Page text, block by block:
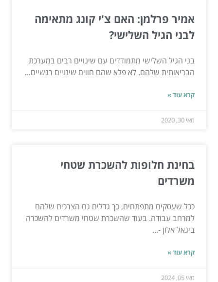
אמיר פרלמן: האם צ'י קונג מתאימה
לבני הגיל השלישי?
בני הגיל השלישי מתמודדים עם שינויים רבים במערכת
הבריאותית שלהם. לא פלא שהם חווים שינויים רגשיים...
קרא עוד »
מאי 30, 2020
בחינת חלופות להשכרת שטחי
משרדים
ככל שעסקים מתפתחים, כך גדלים גם הצרכים שלהם
למרחב עבודה. בעוד שהשכרת שטחי משרדים להשכרה
ביגאל אלון -...
קרא עוד »
מאי 05, 2024